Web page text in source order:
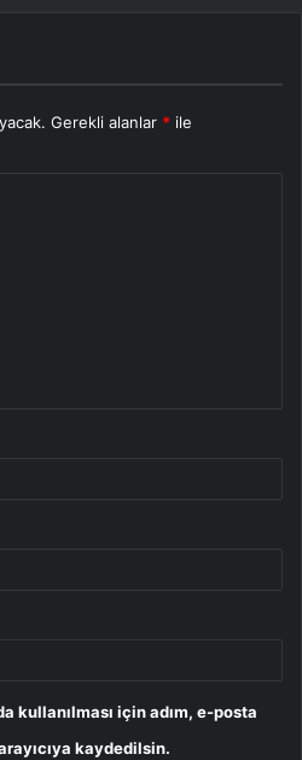
Gerekli alanlar * ile
kullanılması için adım, e-posta
kaydedilsin.